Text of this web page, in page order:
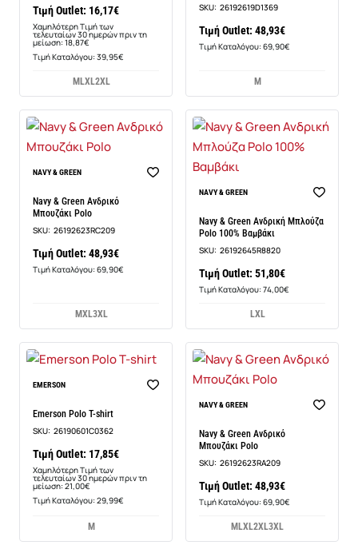
Τιμή Outlet: 16,17€
Χαμηλότερη Τιμή των
τελευταίων 30 ημερών πριν τη
μείωση: 18,87€
Τιμή Καταλόγου: 39,95€
MLXL2XL
SKU: 26192619D1369
Τιμή Outlet: 48,93€
Τιμή Καταλόγου: 69,90€
M
NAVY & GREEN
Navy & Green Ανδρικό
Μπουζάκι Polo
SKU: 26192623RC209
Τιμή Outlet: 48,93€
Τιμή Καταλόγου: 69,90€
MXL3XL
NAVY & GREEN
Navy & Green Ανδρική Μπλούζα
Polo 100% Βαμβάκι
SKU: 26192645R8820
Τιμή Outlet: 51,80€
Τιμή Καταλόγου: 74,00€
LXL
-15%
EMERSON
Emerson Polo T-shirt
SKU: 26190601C0362
Τιμή Outlet: 17,85€
Χαμηλότερη Τιμή των
τελευταίων 30 ημερών πριν τη
μείωση: 21,00€
Τιμή Καταλόγου: 29,99€
M
NAVY & GREEN
Navy & Green Ανδρικό
Μπουζάκι Polo
SKU: 26192623RA209
Τιμή Outlet: 48,93€
Τιμή Καταλόγου: 69,90€
MLXL2XL3XL